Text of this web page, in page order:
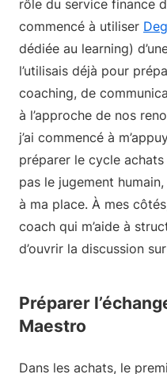
rôle du service finance
commencé à utiliser
dédiée au learning)
l’utilisais déjà pour
coaching, de
à l’approche de nos
j’ai commencé à
préparer le cycle achats
pas le jugement
à ma place. À mes
coach qui m’aide à
d’ouvrir la discussion
Préparer
Maestro
Dans les achats, le